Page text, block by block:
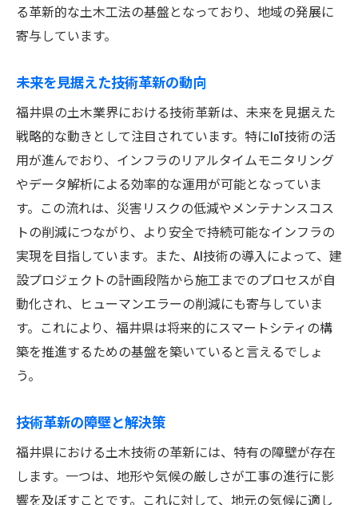
地域社会の発展と技術革新の関係
持続可能な街づくりの成功事例
地域社会に貢献する技術の役割
地域経済の活性化に繋がる技術
社会的インパクトを考慮した技術革新
地域に根差した技術の活用法
技術革新による地域の未来像
地域発展を促進する技術事例
る革新的な土木工法の基盤となっており、地域の発展に
寄与しています。
未来を見据えた技術革新の動向
福井県の土木業界における技術革新は、未来を見据えた
戦略的な動きとして注目されています。特にIoT技術の活
用が進んでおり、インフラのリアルタイムモニタリング
やデータ解析による効率的な運用が可能となっていま
す。この流れは、災害リスクの低減やメンテナンスコス
トの削減につながり、より安全で持続可能なインフラの
実現を目指しています。また、AI技術の導入によって、建
設プロジェクトの計画段階から施工までのプロセスが自
動化され、ヒューマンエラーの削減にも寄与していま
す。これにより、福井県は将来的にスマートシティの構
築を推進するための基盤を築いていると言えるでしょ
う。
技術革新の障壁と解決策
福井県における土木技術の革新には、特有の障壁が存在
します。一つは、地形や気候の厳しさが工事の進行に影
響を及ぼすことです。これに対して、地元の気候に適し